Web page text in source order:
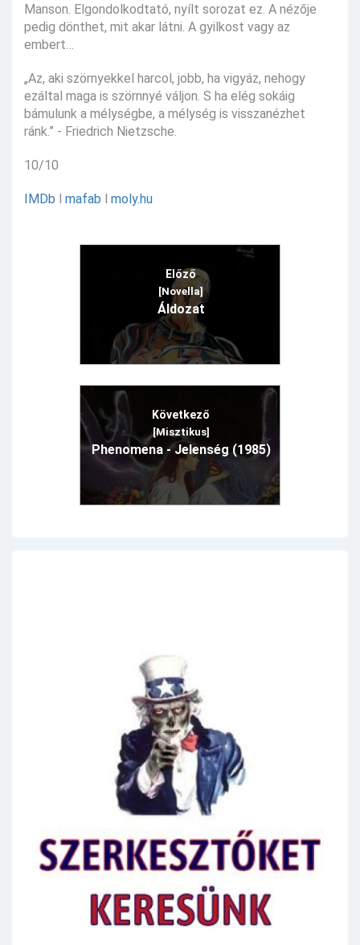
Manson. Elgondolkodtató, nyílt sorozat ez. A nézője
pedig dönthet, mit akar látni. A gyilkost vagy az
embert…
„Az, aki szörnyekkel harcol, jobb, ha vigyáz, nehogy
ezáltal maga is szörnnyé váljon. S ha elég sokáig
bámulunk a mélységbe, a mélység is visszanézhet
ránk.” - Friedrich Nietzsche.
10/10
IMDb l mafab l moly.hu
Előző
[Novella]
Áldozat
Következő
[Misztikus]
Phenomena - Jelenség (1985)